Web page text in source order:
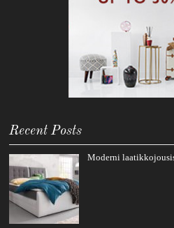
Recent Posts
Moderni